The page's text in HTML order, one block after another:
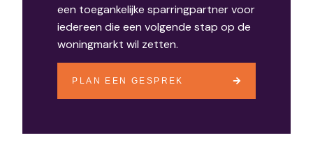
een toegankelijke sparringpartner voor
iedereen die een volgende stap op de
woningmarkt wil zetten.
PLAN EEN GESPREK